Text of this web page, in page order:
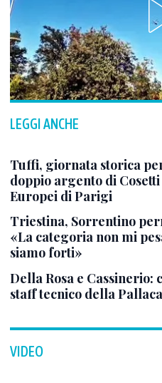
LEGGI ANCHE
Tuffi, giornata storica
doppio argento di
Europei di Parigi
Triestina, Sorrentino
«La categoria non mi
siamo forti»
Della Rosa e Cassinerio:
staff tecnico della
VIDEO